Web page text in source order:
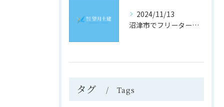
2024/11/13
沼津市でフリーター歓迎！理想の土木求人を見つけるための究極ガイド
タグ Tags